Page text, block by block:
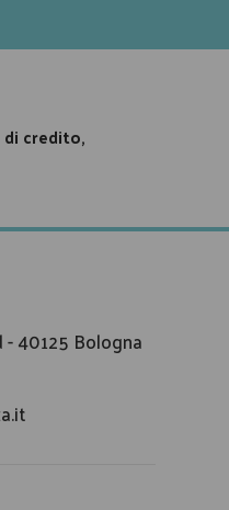
credito,
- 40125 Bologna